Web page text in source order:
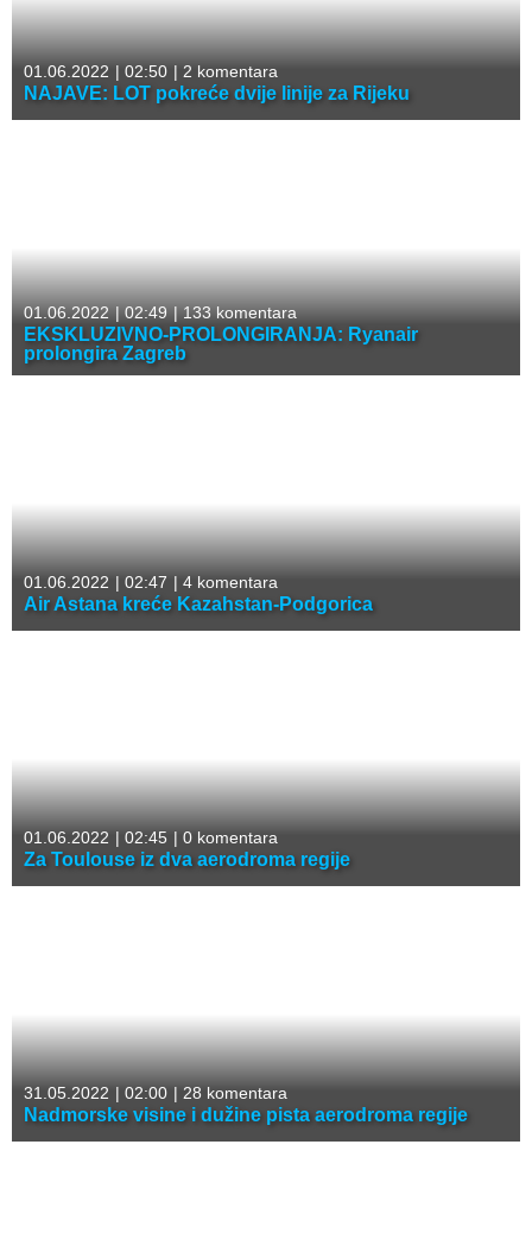
01.06.2022 | 02:50 | 2 komentara
NAJAVE: LOT pokreće dvije linije za Rijeku
01.06.2022 |02:49 |133 komentara
EKSKLUZIVNO-PROLONGIRANJA: Ryanair
prolongira Zagreb
01.06.2022 | 02:47 | 4 komentara
Air Astana kreće Kazahstan-Podgorica
01.06.2022 | 02:45 | 0 komentara
Za Toulouse iz dva aerodroma regije
31.05.2022 | 02:00 | 28 komentara
Nadmorske visine i dužine pista aerodroma regije